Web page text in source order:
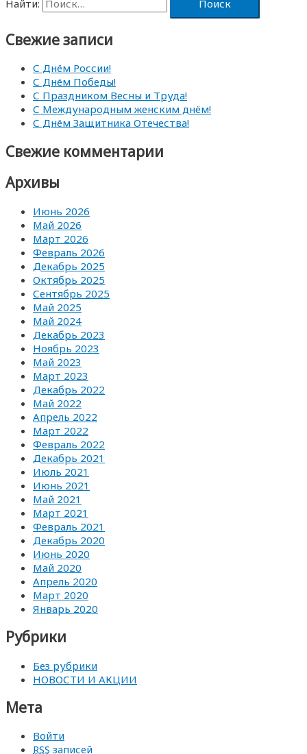
Найти:
Свежие записи
С Днём России!
С Днём Победы!
С Праздником Весны и Труда!
С Международным женским днём!
С Днём Защитника Отечества!
Свежие комментарии
Архивы
Июнь 2026
Май 2026
Март 2026
Февраль 2026
Декабрь 2025
Октябрь 2025
Сентябрь 2025
Май 2025
Май 2024
Декабрь 2023
Ноябрь 2023
Май 2023
Март 2023
Декабрь 2022
Май 2022
Апрель 2022
Март 2022
Февраль 2022
Декабрь 2021
Июль 2021
Июнь 2021
Май 2021
Март 2021
Февраль 2021
Декабрь 2020
Июнь 2020
Май 2020
Апрель 2020
Март 2020
Январь 2020
Рубрики
Без рубрики
НОВОСТИ И АКЦИИ
Мета
Войти
RSS записей